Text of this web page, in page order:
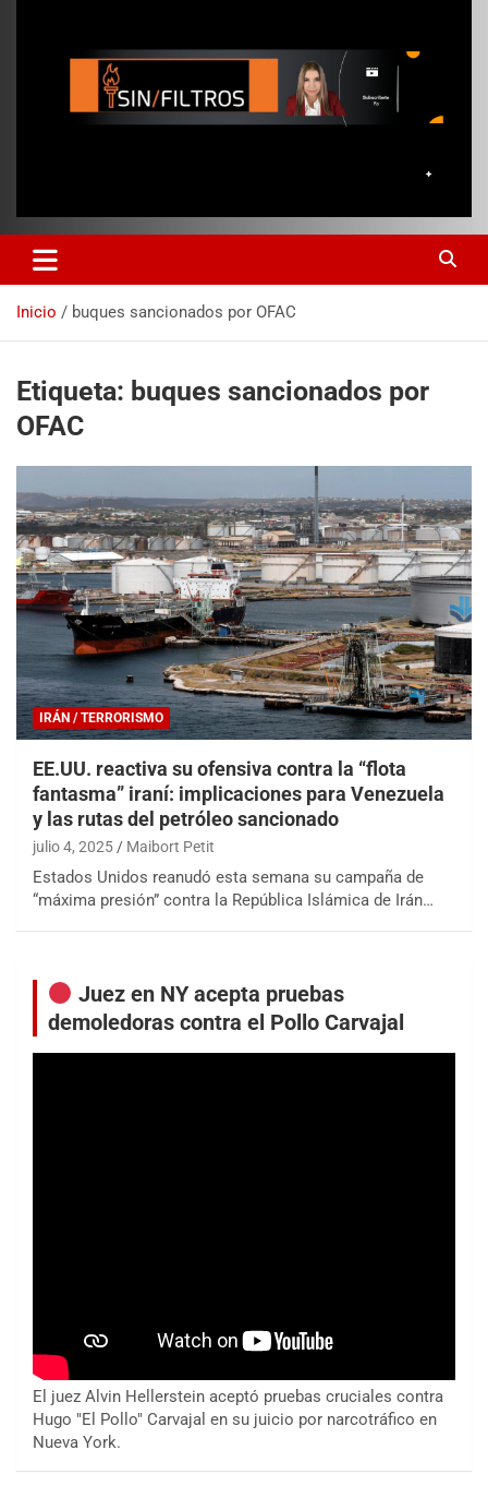
Inicio buques sancionados por OFAC
Etiqueta: buques sancionados por
OFAC
IRÁN / TERRORISMO
EE.UU. reactiva su ofensiva contra la “flota
fantasma” iraní: implicaciones para Venezuela
y las rutas del petróleo sancionado
julio 4, 2025 Maibort Petit
Estados Unidos reanudó esta semana su campaña de
“máxima presión” contra la República Islámica de Irán…
Juez en NY acepta pruebas
demoledoras contra el Pollo Carvajal
El juez Alvin Hellerstein aceptó pruebas cruciales contra
Hugo "El Pollo" Carvajal en su juicio por narcotráfico en
Nueva York.